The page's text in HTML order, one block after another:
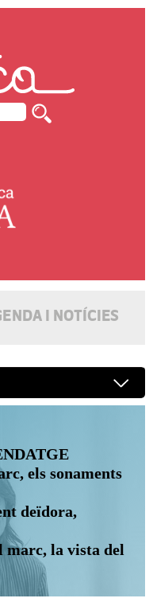
I NOTÍCIES
els sonaments
deïdora,
la vista del